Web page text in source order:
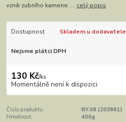
vznik zubního kamene. ... celý popis
Dostupnost Skladem u dodavatele
Nejsme plátci DPH
130 Kč/ks
Momentálně není k dispozici
Číslo produktu:
RY.08 (203661)
Hmotnost:
400g